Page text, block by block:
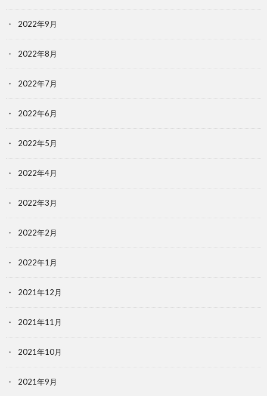
2022年9月
2022年8月
2022年7月
2022年6月
2022年5月
2022年4月
2022年3月
2022年2月
2022年1月
2021年12月
2021年11月
2021年10月
2021年9月